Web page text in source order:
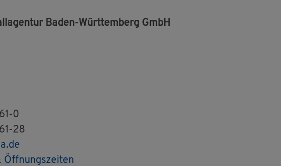
Baden-Würt­tem­berg GmbH
0
28
Öff­nungs­zei­ten